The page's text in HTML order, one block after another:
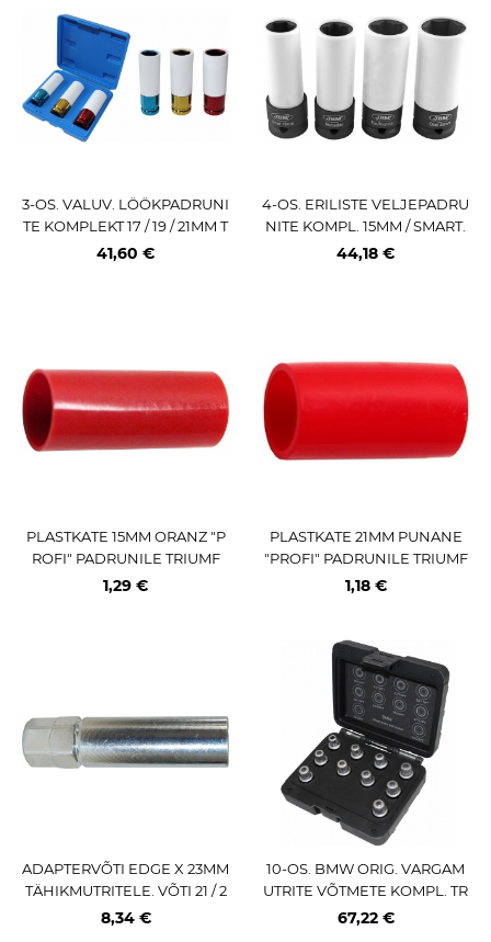
3-OS. VALUV. LÖÖKPADRUNI
TE KOMPLEKT 17 / 19 / 21MM T
RIUMF
41,60 €
4-OS. ERILISTE VELJEPADRU
NITE KOMPL. 15MM / SMART.
17MM / MB. 21 / KIA / HYUNDA
44,18 €
PLASTKATE 15MM ORANZ "P
ROFI" PADRUNILE TRIUMF
1,29 €
PLASTKATE 21MM PUNANE
"PROFI" PADRUNILE TRIUMF
1,18 €
ADAPTERVÕTI EDGE X 23MM
TÄHIKMUTRITELE. VÕTI 21 / 2
2MM. L=90MM. ISO10.9
8,34 €
10-OS. BMW ORIG. VARGAM
UTRITE VÕTMETE KOMPL. TR
IUMF
67,22 €